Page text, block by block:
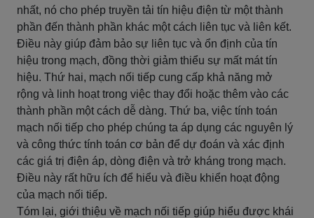
nhất, nó cho phép truyền tải tín hiệu điện từ một thành
phần đến thành phần khác một cách liên tục và liên kết.
Điều này giúp đảm bảo sự liên tục và ổn định của tín
hiệu trong mạch, đồng thời giảm thiểu sự mất mát tín
hiệu. Thứ hai, mạch nối tiếp cung cấp khả năng mở
rộng và linh hoạt trong việc thay đổi hoặc thêm vào các
thành phần một cách dễ dàng. Thứ ba, việc tính toán
mạch nối tiếp cho phép chúng ta áp dụng các nguyên lý
và công thức tính toán cơ bản để dự đoán và xác định
các giá trị điện áp, dòng điện và trở kháng trong mạch.
Điều này rất hữu ích để hiểu và điều khiển hoạt động
của mạch nối tiếp.
Tóm lại, giới thiệu về mạch nối tiếp giúp hiểu được khái